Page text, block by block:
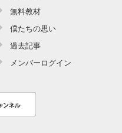
無料教材
僕たちの思い
過去記事
メンバーログイン